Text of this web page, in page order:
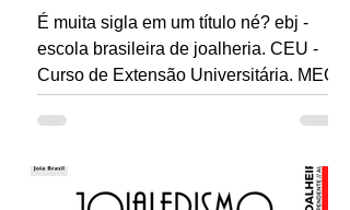
É muita sigla em um título né? ebj -
escola brasileira de joalheria. CEU -
Curso de Extensão Universitária. MEC
- Ministério da Educação...